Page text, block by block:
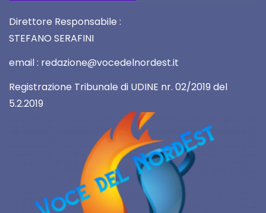
Direttore Responsabile :
STEFANO SERAFINI
email : redazione@vocedelnordest.it
Registrazione Tribunale di UDINE nr. 02/2019 del
5.2.2019